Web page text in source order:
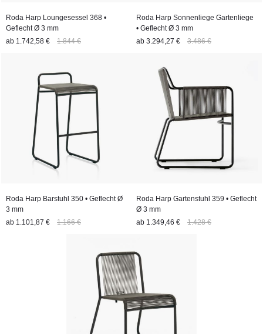
Roda Harp Loungesessel 368 •
Geflecht Ø 3 mm
ab 1.742,58 € 1.844 €
Roda Harp Sonnenliege Gartenliege
• Geflecht Ø 3 mm
ab 3.294,27 € 3.486 €
Roda Harp Barstuhl 350 • Geflecht Ø
3 mm
ab 1.101,87 € 1.166 €
Roda Harp Gartenstuhl 359 • Geflecht
Ø 3 mm
ab 1.349,46 € 1.428 €